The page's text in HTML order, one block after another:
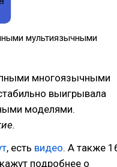
мультиязычными
многоязычными
выигрывала
моделями.
, есть видео. А также
подробнее о